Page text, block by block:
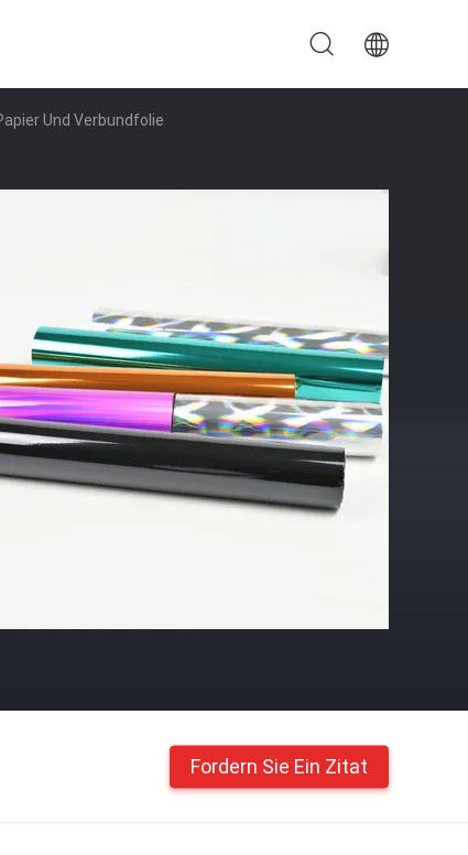
Und Verbundfolie
Fordern Sie Ein Zitat